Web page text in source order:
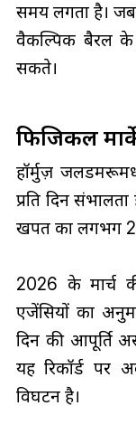
समय लगता है। जब
वैकल्पिक बैरल के
सकते।
फिजिकल
हॉर्मुज़
प्रति दिन
खपत का लगभग
2026 के मार्च
एजेंसियों का
दिन की आपूर्ति
यह रिकॉर्ड पर
विघटन है।